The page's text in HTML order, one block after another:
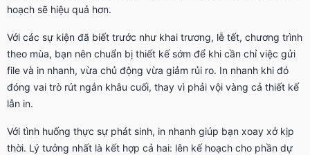
hoạch sẽ hiệu quả hơn.
Với các sự kiện đã biết trước như khai trương, lễ tết, chương trình
theo mùa, bạn nên chuẩn bị thiết kế sớm để khi cần chỉ việc gửi
file và in nhanh, vừa chủ động vừa giảm rủi ro. In nhanh khi đó
đóng vai trò rút ngắn khâu cuối, thay vì phải vội vàng cả thiết kế
lẫn in.
Với tình huống thực sự phát sinh, in nhanh giúp bạn xoay xở kịp
thời. Lý tưởng nhất là kết hợp cả hai: lên kế hoạch cho phần dự